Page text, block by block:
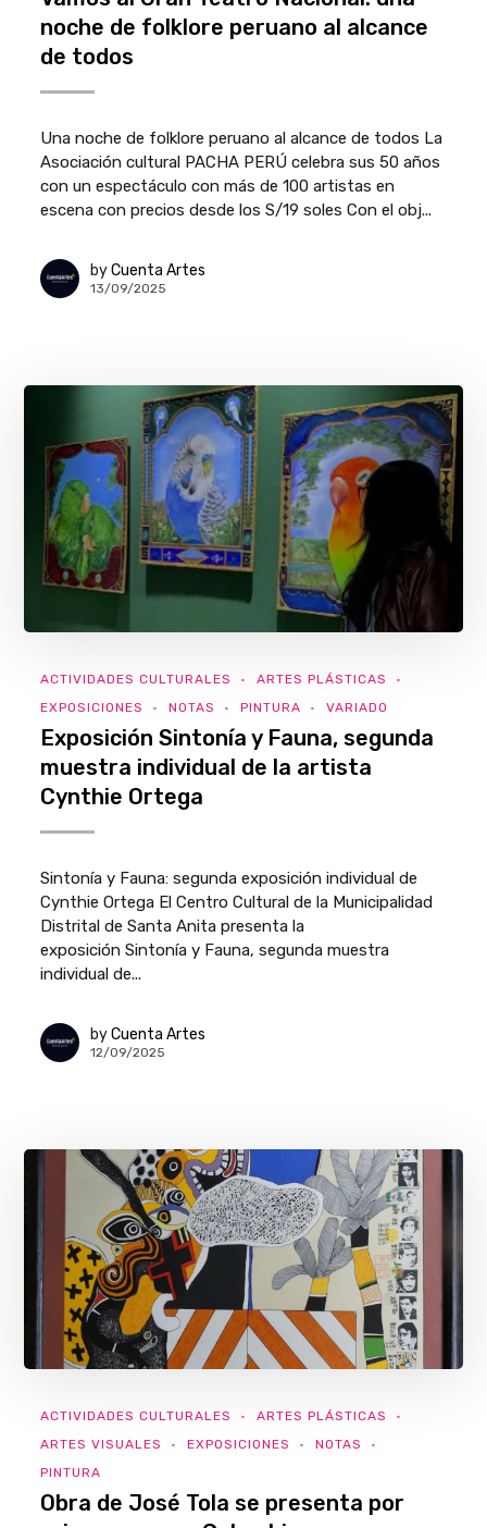
noche de folklore peruano al alcance
de todos
Una noche de folklore peruano al alcance de todos La
Asociación cultural PACHA PERÚ celebra sus 50 años
con un espectáculo con más de 100 artistas en
escena con precios desde los S/19 soles Con el obj...
by Cuenta Artes
13/09/2025
ACTIVIDADES CULTURALES
ARTES PLÁSTICAS
EXPOSICIONES
NOTAS PINTURA VARIADO
Exposición Sintonía y Fauna, segunda
muestra individual de la artista
Cynthie Ortega
Sintonía y Fauna: segunda exposición individual de
Cynthie Ortega El Centro Cultural de la Municipalidad
Distrital de Santa Anita presenta la
exposición Sintonía y Fauna, segunda muestra
individual de...
by Cuenta Artes
12/09/2025
ACTIVIDADES CULTURALES
ARTES PLÁSTICAS
ARTES VISUALES
EXPOSICIONES
NOTAS
PINTURA
Obra de José Tola se presenta por